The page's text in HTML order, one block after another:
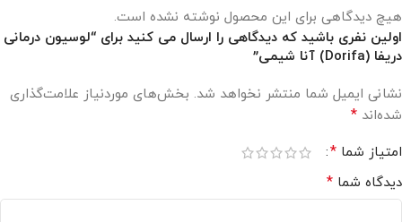
هیچ دیدگاهی برای این محصول نوشته نشده است.
اولین نفری باشید که دیدگاهی را ارسال می کنید برای “لوسیون درمانی
دریفا (Dorifa) آنا شیمی”
نشانی ایمیل شما منتشر نخواهد شد. بخش‌های موردنیاز علامت‌گذاری
شده‌اند *
امتیاز شما *
دیدگاه شما *